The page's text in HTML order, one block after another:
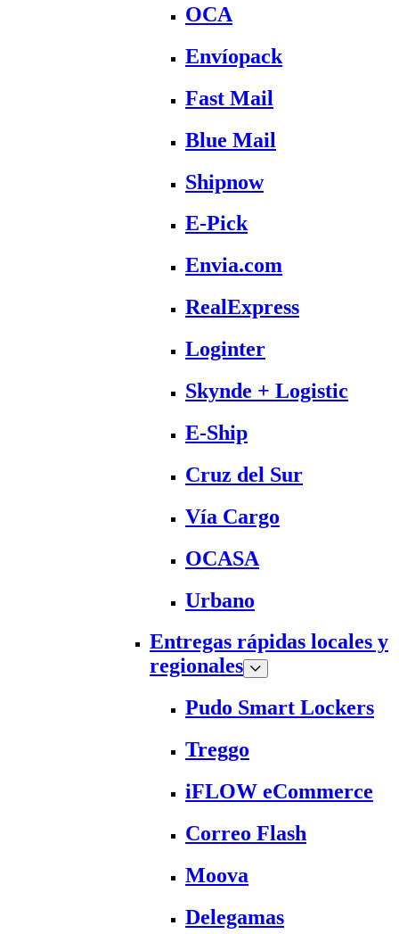
OCA
Envíopack
Fast Mail
Blue Mail
Shipnow
E-Pick
Envia.com
RealExpress
Loginter
Skynde + Logistic
E-Ship
Cruz del Sur
Vía Cargo
OCASA
Urbano
Entregas rápidas locales y
regionales
Pudo Smart Lockers
Treggo
iFLOW eCommerce
Correo Flash
Moova
Delegamas